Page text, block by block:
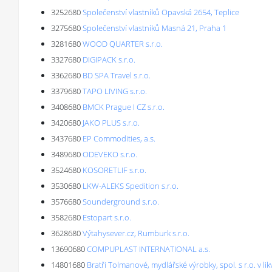
3252680Společenství vlastníků Opavská 2654, Teplice
3275680Společenství vlastníků Masná 21, Praha 1
3281680WOOD QUARTER s.r.o.
3327680 DIGIPACK s.r.o.
3362680 BD SPA Travel s.r.o.
3379680TAPO LIVING s.r.o.
3408680 BMCK Prague I CZ s.r.o.
3420680 JAKO PLUS s.r.o.
3437680 EP Commodities, a.s.
3489680ODEVEKO s.r.o.
3524680 KOSORETLIF s.r.o.
3530680 LKW-ALEKS Spedition s.r.o.
3576680Sounderground s.r.o.
3582680 Estopart s.r.o.
3628680Výtahysever.cz, Rumburk s.r.o.
13690680COMPUPLAST INTERNATIONAL a.s.
14801680 Bratři Tolmanové, mydlářské výrobky, spol. s r.o. v